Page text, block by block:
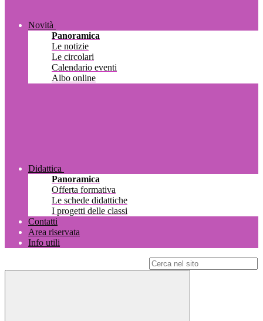
Novità
Panoramica
Le notizie
Le circolari
Calendario eventi
Albo online
Didattica
Panoramica
Offerta formativa
Le schede didattiche
I progetti delle classi
Contatti
Area riservata
Info utili